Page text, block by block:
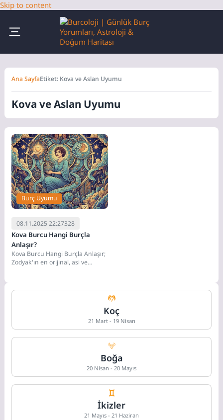
Skip to content
Ana SayfaEtiket: Kova ve Aslan Uyumu
Kova ve Aslan Uyumu
Burç Uyumu
08.11.2025 22:27328
Kova Burcu Hangi Burçla
Anlaşır?
Kova Burcu Hangi Burçla Anlaşır;
Zodyak'ın en orijinal, asi ve
Koç
21 Mart - 19 Nisan
Boğa
20 Nisan - 20 Mayıs
İkizler
21 Mayıs - 21 Haziran